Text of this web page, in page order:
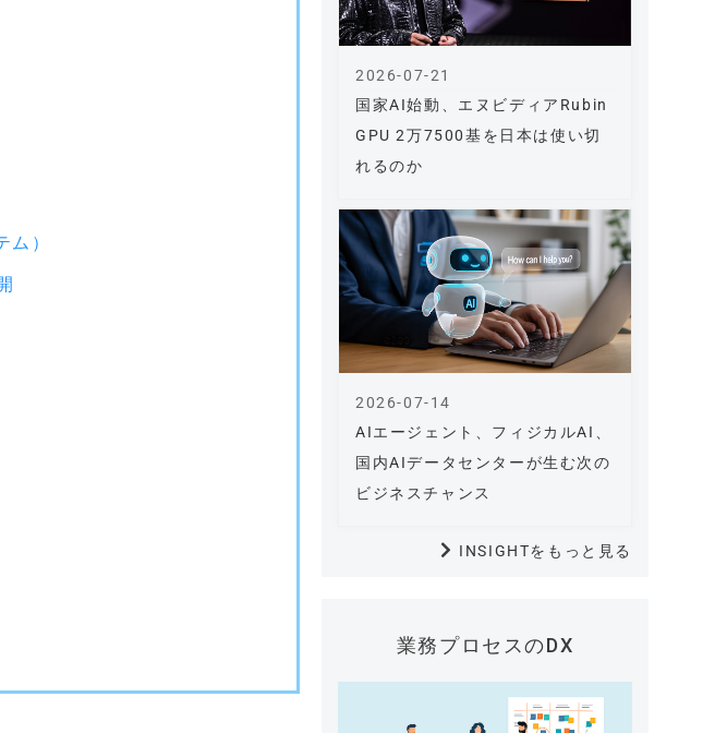
）
国家AI始動、エヌビディアRubin
GPU 2万7500基を日本は使い切
れるのか
2026-07-21
AIエージェント、フィジカルAI、
国内AIデータセンターが生む次の
ビジネスチャンス
2026-07-14
INSIGHTをもっと見る
業務プロセスのDX